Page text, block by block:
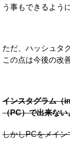
う事もできるよう
ただ、ハッシュタ
この点は今後の改
インスタグラム（
（PC）で出来な
しかしPCをメイ